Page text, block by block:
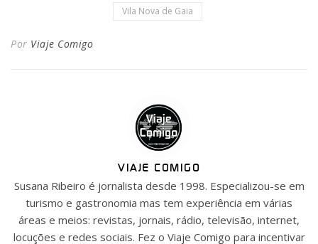
Vila Nova de Gaia
Por Viaje Comigo
VIAJE COMIGO
Susana Ribeiro é jornalista desde 1998. Especializou-se em
turismo e gastronomia mas tem experiência em várias
áreas e meios: revistas, jornais, rádio, televisão, internet,
locuções e redes sociais. Fez o Viaje Comigo para incentivar